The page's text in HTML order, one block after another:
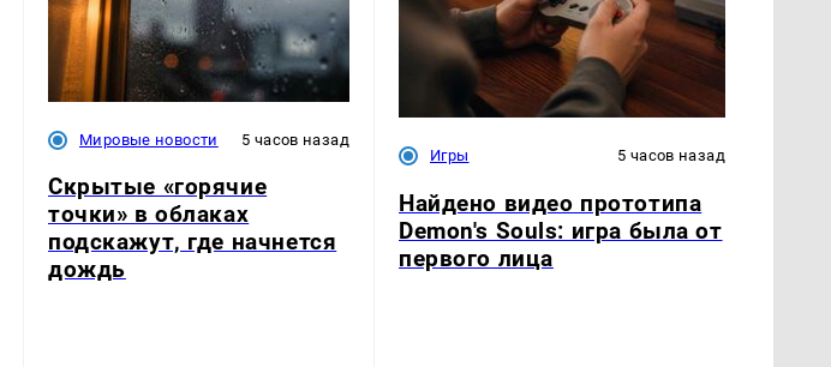
Мировые новости 5 часов назад
Скрытые «горячие
точки» в облаках
подскажут, где начнется
дождь
Игры 5 часов назад
Найдено видео прототипа
Demon's Souls: игра была от
первого лица